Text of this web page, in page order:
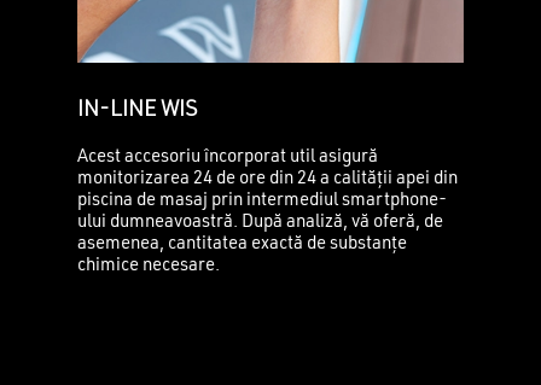
IN-LINE WIS
Acest accesoriu încorporat util asigură
monitorizarea 24 de ore din 24 a calității apei din
piscina de masaj prin intermediul smartphone-
ului dumneavoastră. După analiză, vă oferă, de
asemenea, cantitatea exactă de substanțe
chimice necesare.